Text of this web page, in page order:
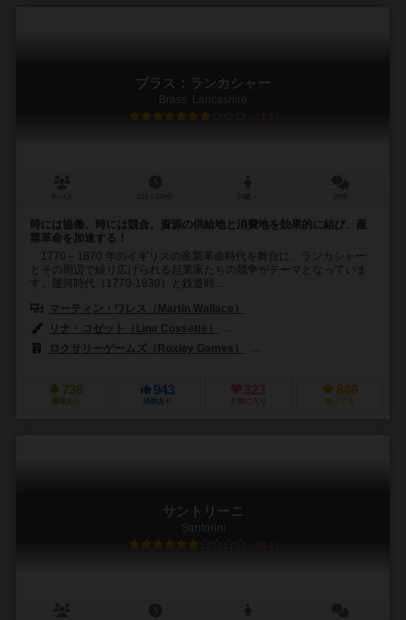
ブラス：ランカシャー
Brass: Lancashire
7.6
時には協働、時には競合。資源の供給地と消費地を効果的に結び、産
業革命を加速する！
1770～1870 年のイギリスの産業革命時代を舞台に、ランカシャー
とその周辺で繰り広げられる起業家たちの競争がテーマとなっていま
す。運河時代（1770-1830）と鉄道時...
マーティン・ワレス（Martin Wallace）
リナ・コゼット（Lina Cossette）
ロクサリーゲームズ（Roxley Games）
736
興味あり
943
経験あり
323
お気に入り
846
持ってる
サントリーニ
Santorini
6.4